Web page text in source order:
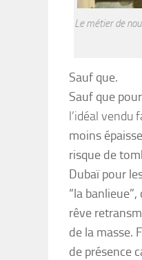
Le métier de
Sauf que.
Sauf que
l’idéal vendu
moins
risque de
Dubaï pour
“la
rêve
de la masse.
de présence